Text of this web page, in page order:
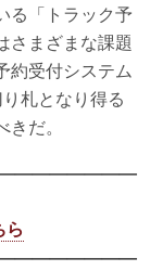
る「トラック予
さまざまな課題
約受付システム
札となり得る
だ。
ら